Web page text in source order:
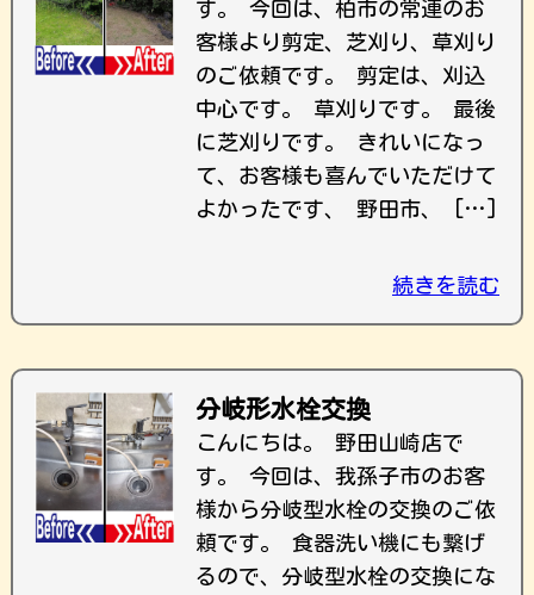
す。 今回は、柏市の常連のお
客様より剪定、芝刈り、草刈り
のご依頼です。 剪定は、刈込
中心です。 草刈りです。 最後
に芝刈りです。 きれいになっ
て、お客様も喜んでいただけて
よかったです、 野田市、 […]
続きを読む
分岐形水栓交換
こんにちは。 野田山崎店で
す。 今回は、我孫子市のお客
様から分岐型水栓の交換のご依
頼です。 食器洗い機にも繋げ
るので、分岐型水栓の交換にな